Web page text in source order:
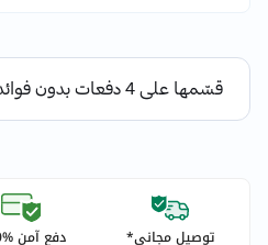
توصيل مجاني* دفع آمن %100